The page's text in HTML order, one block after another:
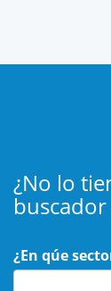
¿No lo
¿En qúe